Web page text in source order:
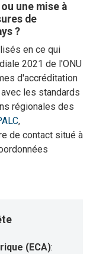
une mise à
de
?
en ce qui
2021 de l'ONU
d'accréditation
les standards
régionales des
,
de contact situé à
(ECA):